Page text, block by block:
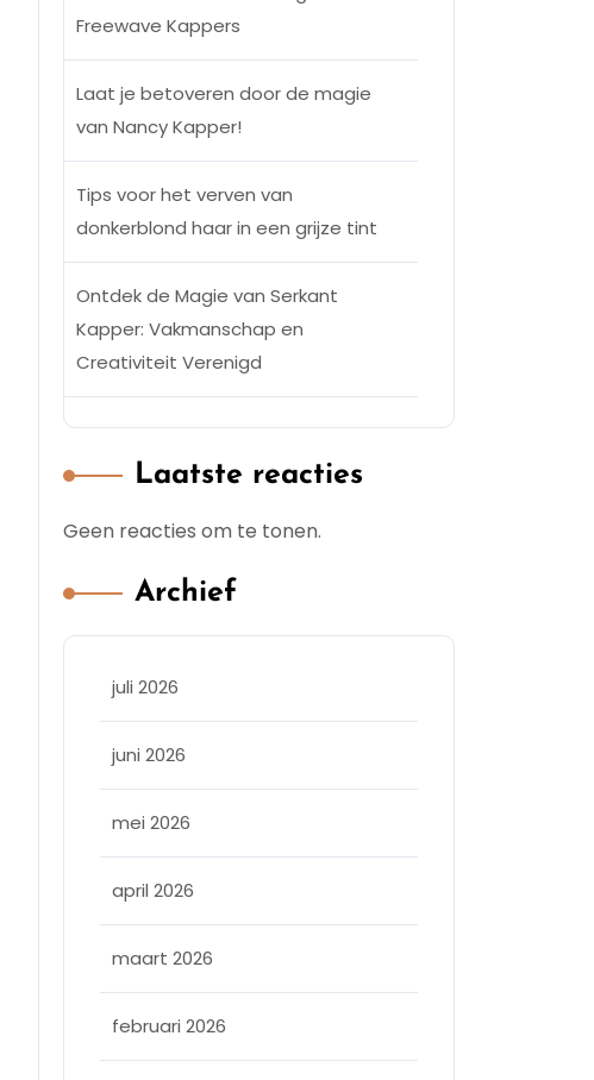
Freewave Kappers
Laat je betoveren door de magie
van Nancy Kapper!
Tips voor het verven van
donkerblond haar in een grijze tint
Ontdek de Magie van Serkant
Kapper: Vakmanschap en
Creativiteit Verenigd
Laatste reacties
Geen reacties om te tonen.
Archief
juli 2026
juni 2026
mei 2026
april 2026
maart 2026
februari 2026